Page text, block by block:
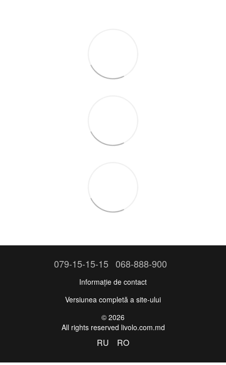
079-15-15-15 068-888-900
Informație de contact
Versiunea completă a site-ului
© 2026
All rights reserved livolo.com.md
RU RO